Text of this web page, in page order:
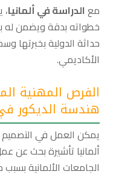
مع الدراسة في ألمانيا
خطواته بدقة ويضمن له
حداثة الدولية بخبرتها
الأكاديمي.
الفرص المهنية
هندسة الديكور في
يمكن العمل في التصميم
الجامعات الألمانية